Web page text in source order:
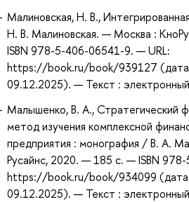
Малиновская, Н. В.,
Н. В. Малиновская. — Москва :
ISBN 978-5-406-06541-9. — URL:
https://book.ru/book/939127 (дата
09.12.2025). — Текст :
Малышенко, В. А., Стратегический
метод изучения комплексной
предприятия : монография / В. А.
Русайнс, 2020. — 185 с. — ISBN
https://book.ru/book/934099 (дата
09.12.2025). — Текст :